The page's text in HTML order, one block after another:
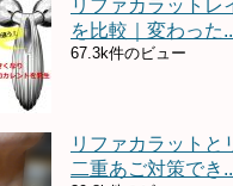
リファカラットレ
を比較｜変わった
67.3k件のビュー
リファカラットと
二重あご対策でき